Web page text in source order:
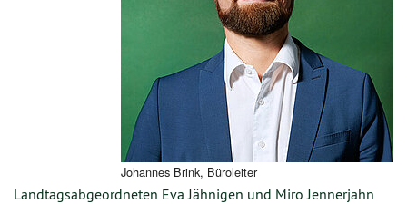
Johannes Brink, Büroleiter
Landtagsabgeordneten Eva Jähnigen und Miro Jennerjahn